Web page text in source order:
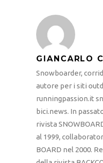
GIANCARLO
Snowboarder,
autore per i siti
runningpassion.it
bici.news. In
rivista
al 1999,
BOARD nel 2000.